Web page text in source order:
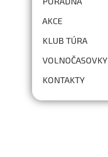
AKCE
KLUB TÚRA
VOLNOČASOVKY
KONTAKTY